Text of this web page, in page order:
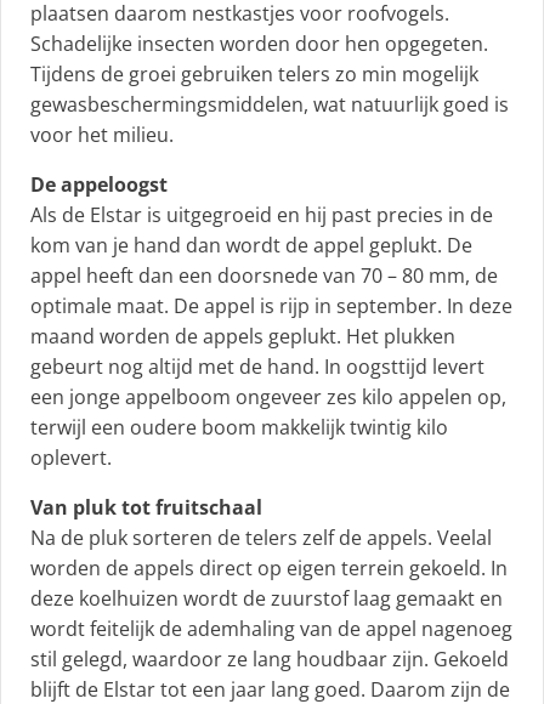
plaatsen daarom nestkastjes voor roofvogels.
Schadelijke insecten worden door hen opgegeten.
Tijdens de groei gebruiken telers zo min mogelijk
gewasbeschermingsmiddelen, wat natuurlijk goed is
voor het milieu.
De appeloogst
Als de Elstar is uitgegroeid en hij past precies in de
kom van je hand dan wordt de appel geplukt. De
appel heeft dan een doorsnede van 70 – 80 mm, de
optimale maat. De appel is rijp in september. In deze
maand worden de appels geplukt. Het plukken
gebeurt nog altijd met de hand. In oogsttijd levert
een jonge appelboom ongeveer zes kilo appelen op,
terwijl een oudere boom makkelijk twintig kilo
oplevert.
Van pluk tot fruitschaal
Na de pluk sorteren de telers zelf de appels. Veelal
worden de appels direct op eigen terrein gekoeld. In
deze koelhuizen wordt de zuurstof laag gemaakt en
wordt feitelijk de ademhaling van de appel nagenoeg
stil gelegd, waardoor ze lang houdbaar zijn. Gekoeld
blijft de Elstar tot een jaar lang goed. Daarom zijn de